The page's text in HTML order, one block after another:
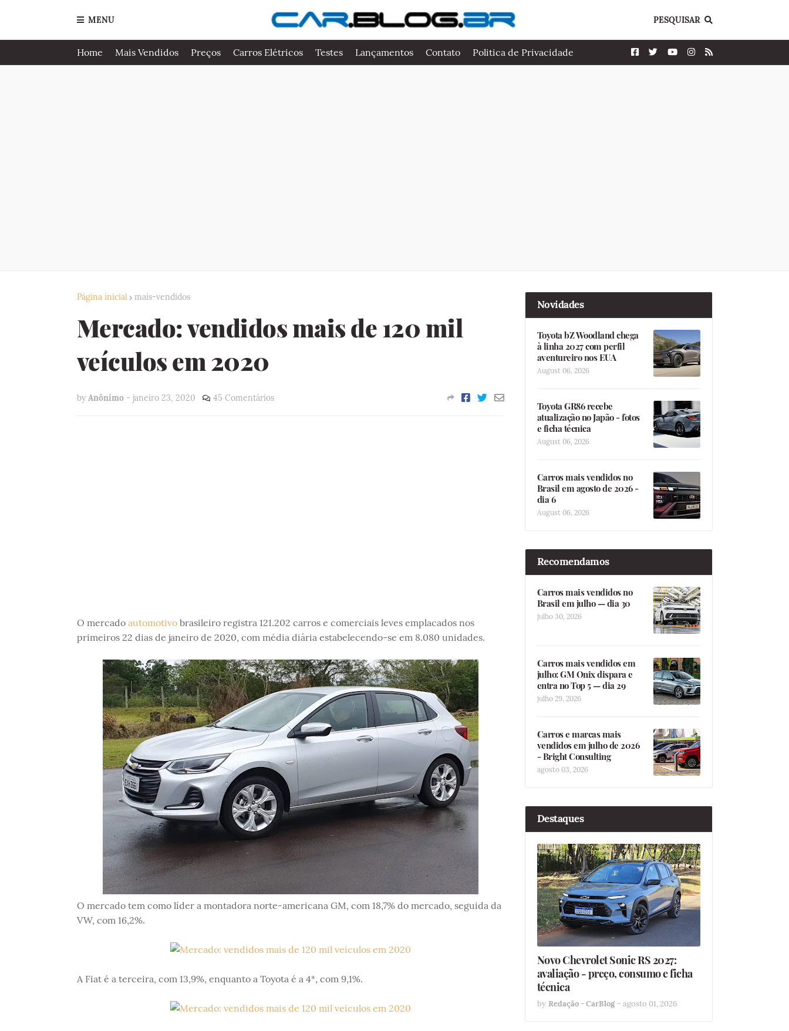
MENU PESQUISAR
Home Mais Vendidos Preços Carros Elétricos Testes Lançamentos Contato Politica de Privacidade
Página inicial mais-vendidos
Mercado: vendidos mais de 120 mil
veículos em 2020
by Anônimo - janeiro 23, 2020 45 Comentários
O mercado automotivobrasileiro registra 121.202 carros e comerciais leves emplacados nos
primeiros 22 dias de janeiro de 2020, com média diária estabelecendo-se em 8.080 unidades.
O mercado tem como líder a montadora norte-americana GM, com 18,7% do mercado, seguida da
VW, com 16,2%.
A Fiat é a terceira, com 13,9%, enquanto a Toyota é a 4ª, com 9,1%.
Novidades
Toyota bZ Woodland chega
à linha 2027 com perfil
aventureiro nos EUA
August 06, 2026
Toyota GR86 recebe
atualização no Japão - fotos
e ficha técnica
August 06, 2026
Carros mais vendidos no
Brasil em agosto de 2026 -
dia 6
August 06, 2026
Recomendamos
Carros mais vendidos no
Brasil em julho — dia 30
julho 30, 2026
Carros mais vendidos em
julho: GM Onix dispara e
entra no Top 5 — dia 29
julho 29, 2026
Carros e marcas mais
vendidos em julho de 2026
- Bright Consulting
agosto 03, 2026
Destaques
Novo Chevrolet Sonic RS 2027:
avaliação - preço, consumo e ficha
técnica
by Redação - CarBlog - agosto 01, 2026